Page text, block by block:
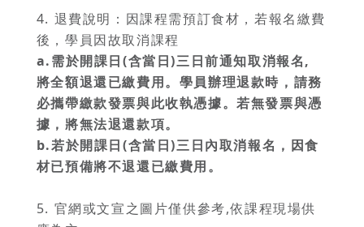
4. 退費說明：因課程需預訂食材，若報名繳費
後，學員因故取消課程
a.需於開課日(含當日)三日前通知取消報名,
將全額退還已繳費用。學員辦理退款時，請務
必攜帶繳款發票與此收執憑據。若無發票與憑
據，將無法退還款項。
b.若於開課日(含當日)三日內取消報名，因食
材已預備將不退還已繳費用。
5. 官網或文宣之圖片僅供參考,依課程現場供